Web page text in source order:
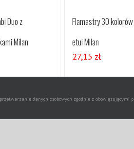
Duo z
Milan
Flamastry 30
etui Milan
27,15 zł
danych osobowych zgodnie z